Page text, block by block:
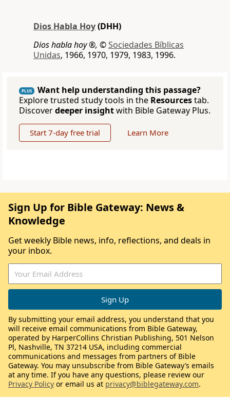
Dios Habla Hoy(DHH)
Dios habla hoy ®, ©Sociedades Bíblicas
Unidas, 1966, 1970, 1979, 1983, 1996.
PLUS
Want help understanding this passage?
Explore trusted study tools in the Resourcestab.
Discoverdeeper insightwith Bible Gateway Plus.
Start 7-day free trial Learn More
Sign Up for Bible Gateway: News &
Knowledge
Get weekly Bible news, info, reflections, and deals in
your inbox.
By submitting your email address, you understand that you
will receive email communications from Bible Gateway,
operated by HarperCollins Christian Publishing, 501 Nelson
Pl, Nashville, TN 37214 USA, including commercial
communications and messages from partners of Bible
Gateway. You may unsubscribe from Bible Gateway’s emails
at any time. If you have any questions, please review our
Privacy Policy or email us at privacy@biblegateway.com.